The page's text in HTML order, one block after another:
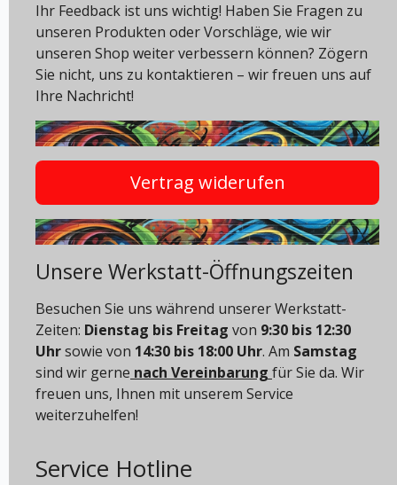
Ihr Feedback ist uns wichtig! Haben Sie Fragen zu
unseren Produkten oder Vorschläge, wie wir
unseren Shop weiter verbessern können? Zögern
Sie nicht, uns zu kontaktieren – wir freuen uns auf
Ihre Nachricht!
Vertrag widerufen
Unsere Werkstatt-Öffnungszeiten
Besuchen Sie uns während unserer Werkstatt-
Zeiten: Dienstag bis Freitag von 9:30 bis 12:30
Uhrsowie von 14:30 bis 18:00 Uhr. Am Samstag
sind wir gerne nach Vereinbarung für Sie da. Wir
freuen uns, Ihnen mit unserem Service
weiterzuhelfen!
Service Hotline